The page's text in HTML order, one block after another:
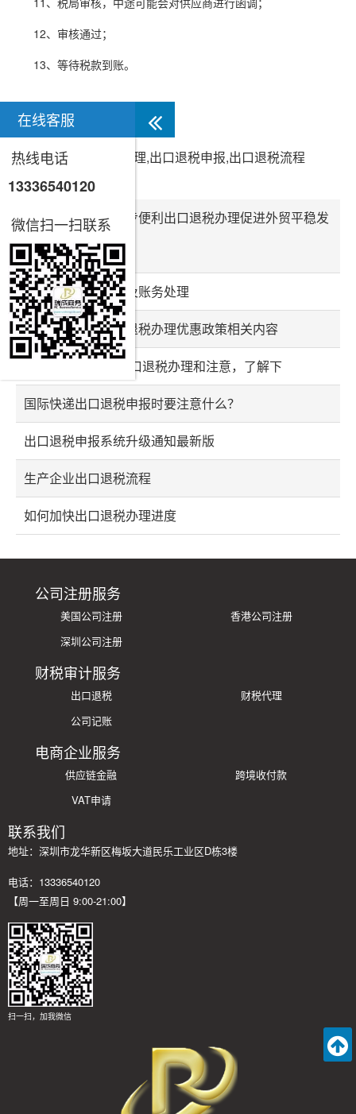
12、审核通过；
13、等待税款到账。
TAG：出口退税办理,出口退税申报,出口退税流程
相关信息推荐
税务总局明确进一步便利出口退税办理促进外贸平稳发
展有关事项
外贸出口退税流程及账务处理
深入了解最新出口退税办理优惠政策相关内容
EXW成交方式的出口退税办理和注意，了解下
国际快递出口退税申报时要注意什么？
出口退税申报系统升级通知最新版
生产企业出口退税流程
如何加快出口退税办理进度
公司注册服务
美国公司注册
香港公司注册
深圳公司注册
财税审计服务
出口退税
财税代理
公司记账
电商企业服务
供应链金融
跨境收付款
VAT申请
联系我们
地址：深圳市龙华新区梅坂大道民乐工业区D栋3楼
电话：13336540120
【周一至周日 9:00-21:00】
扫一扫，加我微信
在线客服
热线电话
13336540120
微信扫一扫联系